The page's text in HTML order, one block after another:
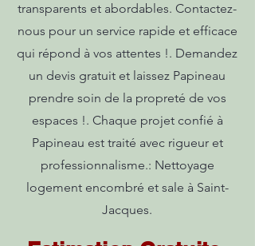
transparents et abordables. Contactez-
nous pour un service rapide et efficace
qui répond à vos attentes !. Demandez
un devis gratuit et laissez Papineau
prendre soin de la propreté de vos
espaces !. Chaque projet confié à
Papineau est traité avec rigueur et
professionnalisme.: Nettoyage
logement encombré et sale à Saint-
Jacques.